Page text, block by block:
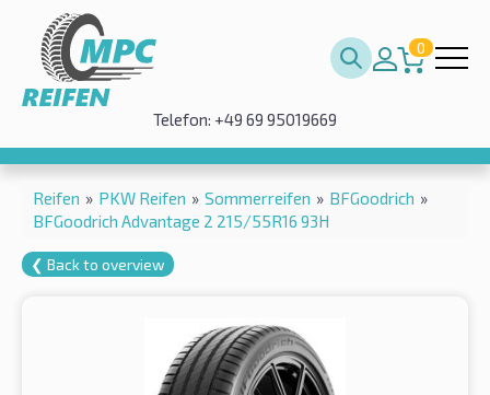
0
Telefon: +49 69 95019669
Reifen » PKW Reifen » Sommerreifen » BFGoodrich »
BFGoodrich Advantage 2 215/55R16 93H
❮ Back to overview